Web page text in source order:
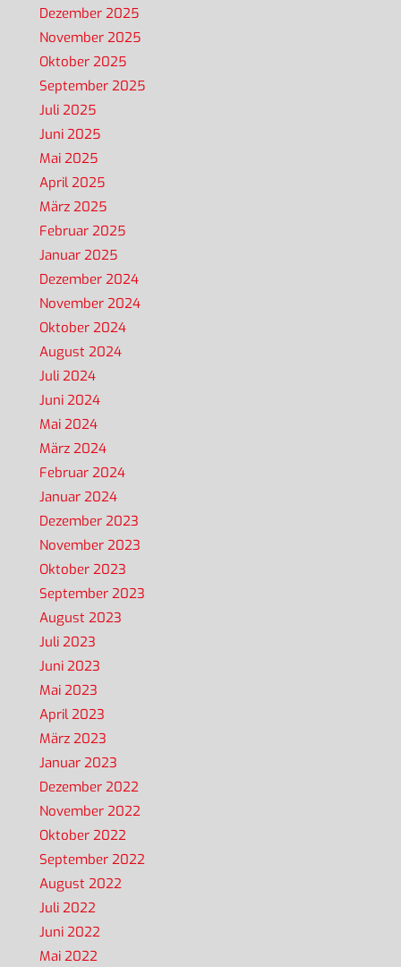
Dezember 2025
November 2025
Oktober 2025
September 2025
Juli 2025
Juni 2025
Mai 2025
April 2025
März 2025
Februar 2025
Januar 2025
Dezember 2024
November 2024
Oktober 2024
August 2024
Juli 2024
Juni 2024
Mai 2024
März 2024
Februar 2024
Januar 2024
Dezember 2023
November 2023
Oktober 2023
September 2023
August 2023
Juli 2023
Juni 2023
Mai 2023
April 2023
März 2023
Januar 2023
Dezember 2022
November 2022
Oktober 2022
September 2022
August 2022
Juli 2022
Juni 2022
Mai 2022